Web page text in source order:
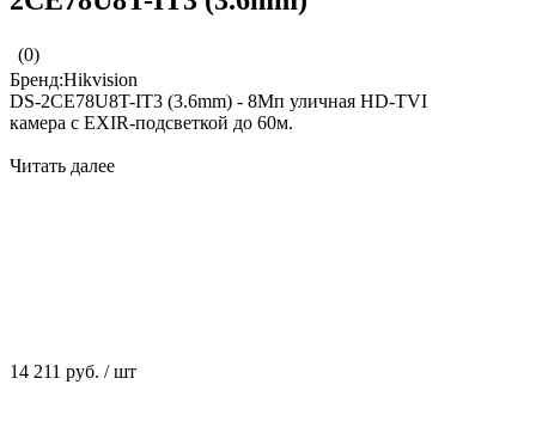
(0)
Бренд:Hikvision
DS-2CE78U8T-IT3 (3.6mm) - 8Мп уличная HD-TVI
камера с EXIR-подсветкой до 60м.
Читать далее
14 211 руб. / шт